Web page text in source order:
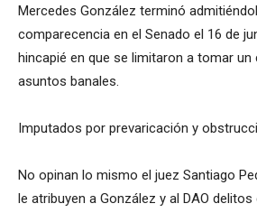
Mercedes González terminó
comparecencia en el Senado el 16 de
hincapié en que se limitaron a tomar un
asuntos banales.
Imputados por prevaricación y
No opinan lo mismo el juez Santiago
le atribuyen a González y al DAO